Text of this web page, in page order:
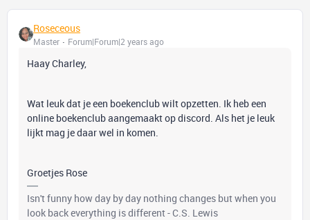
Roseceous
Master Forum|Forum|2 years ago
Haay Charley,
Wat leuk dat je een boekenclub wilt opzetten. Ik heb een
online boekenclub aangemaakt op discord. Als het je leuk
lijkt mag je daar wel in komen.
Groetjes Rose
Isn't funny how day by day nothing changes but when you
look back everything is different - C.S. Lewis